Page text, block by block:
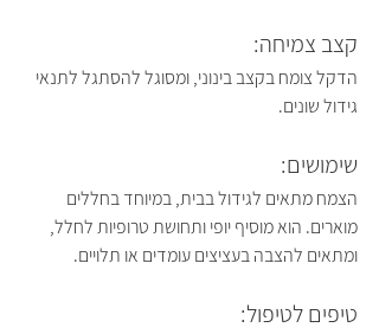
קצב צמיחה:
הדקל צומח בקצב בינוני, ומסוגל להסתגל לתנאי
גידול שונים.
שימושים:
הצמח מתאים לגידול בבית, במיוחד בחללים
מוארים. הוא מוסיף יופי ותחושת טרופיות לחלל,
ומתאים להצבה בעציצים עומדים או תלויים.
טיפים לטיפול: